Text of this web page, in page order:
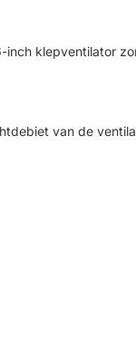
klepventilator
van de